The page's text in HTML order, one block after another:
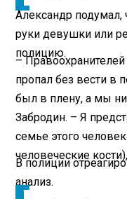
Александр
руки девушки или
полицию.
–
пропал без вести в
был в плену, а мы
Забродин. – Я
семье этого
человеческие
В полиции
анализ.